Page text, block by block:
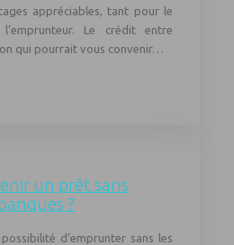
appréciables, tant pour le
Le crédit entre
qui pourrait vous convenir…
un prêt sans
?
d’emprunter sans les